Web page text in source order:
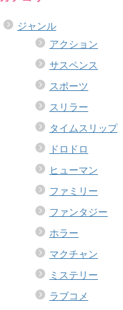
ジャンル
アクション
サスペンス
スポーツ
スリラー
タイムスリップ
ドロドロ
ヒューマン
ファミリー
ファンタジー
ホラー
マクチャン
ミステリー
ラブコメ